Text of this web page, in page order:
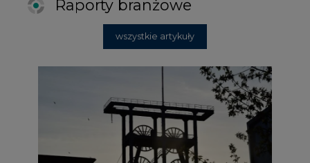
po węglu"? (raport)